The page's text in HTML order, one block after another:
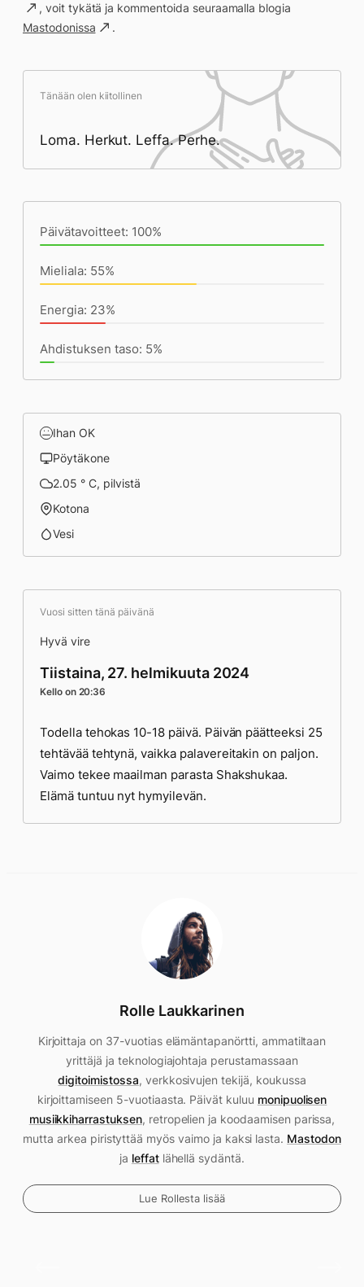
, voit tykätä ja kommentoida seuraamalla blogia
Mastodonissa
.
Tänään olen kiitollinen
Loma. Herkut. Leffa. Perhe.
Päivätavoitteet: 100%
Mieliala: 55%
Energia: 23%
Ahdistuksen taso: 5%
Ihan OK
Pöytäkone
2.05 ° C, pilvistä
Kotona
Vesi
Vuosi sitten tänä päivänä
Hyvä vire
Tiistaina, 27. helmikuuta 2024
Kello on 20:36
Todella tehokas 10-18 päivä. Päivän päätteeksi 25
tehtävää tehtynä, vaikka palavereitakin on paljon.
Vaimo tekee maailman parasta Shakshukaa.
Elämä tuntuu nyt hymyilevän.
Rolle Laukkarinen
Kirjoittaja on 37-vuotias elämäntapanörtti, ammatiltaan
yrittäjä ja teknologiajohtaja perustamassaan
digitoimistossa, verkkosivujen tekijä, koukussa
kirjoittamiseen 5-vuotiaasta. Päivät kuluu monipuolisen
musiikkiharrastuksen, retropelien ja koodaamisen parissa,
mutta arkea piristyttää myös vaimo ja kaksi lasta. Mastodon
ja leffatlähellä sydäntä.
Lue Rollesta lisää